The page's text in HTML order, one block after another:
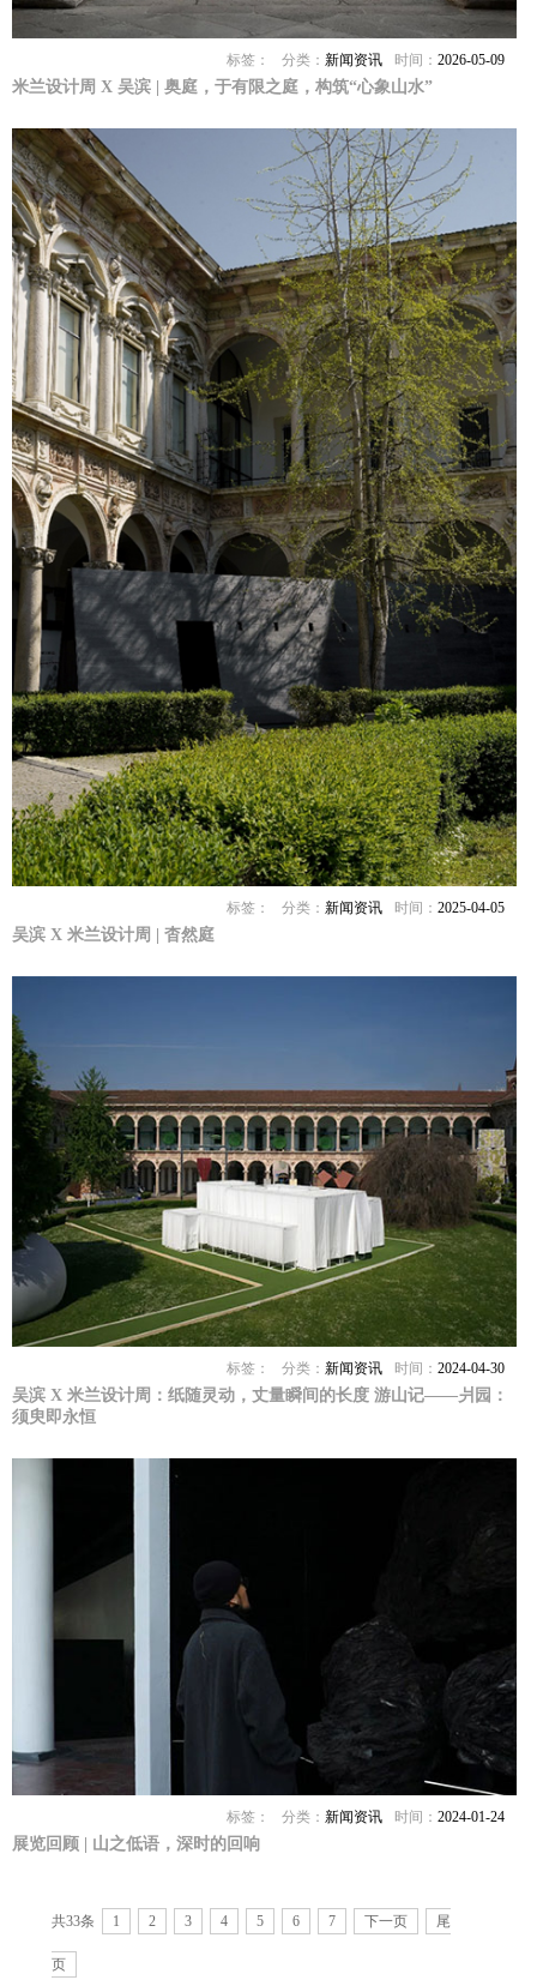
时间：2026-05-09
分类：新闻资讯
标签：
米兰设计周 X 吴滨 | 奥庭，于有限之庭，构筑“心象山水”
时间：2025-04-05
分类：新闻资讯
标签：
吴滨 X 米兰设计周 | 杳然庭
时间：2024-04-30
分类：新闻资讯
标签：
吴滨 X 米兰设计周：纸随灵动，丈量瞬间的长度 游山记——爿园：
须臾即永恒
时间：2024-01-24
分类：新闻资讯
标签：
展览回顾 | 山之低语，深时的回响
共33条 1 2 3 4 5 6 7 下一页 尾
页